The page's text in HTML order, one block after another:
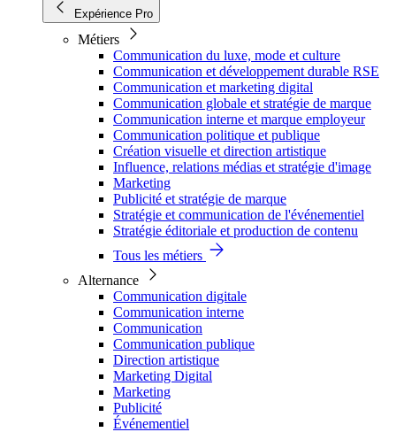
Expérience Pro
Métiers
Communication du luxe, mode et culture
Communication et développement durable RSE
Communication et marketing digital
Communication globale et stratégie de marque
Communication interne et marque employeur
Communication politique et publique
Création visuelle et direction artistique
Influence, relations médias et stratégie d'image
Marketing
Publicité et stratégie de marque
Stratégie et communication de l'événementiel
Stratégie éditoriale et production de contenu
Tous les métiers
Alternance
Communication digitale
Communication interne
Communication
Communication publique
Direction artistique
Marketing Digital
Marketing
Publicité
Événementiel